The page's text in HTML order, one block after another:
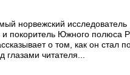
норвежский исследователь
и покоритель Южного полюса
о том, как он стал
читателя...